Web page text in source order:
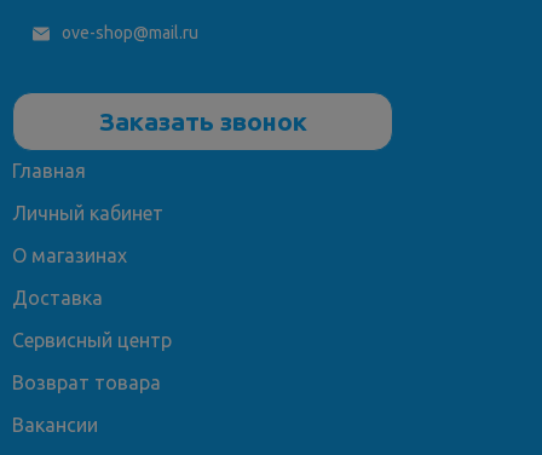
ove-shop@mail.ru
Заказать звонок
Главная
Личный кабинет
О магазинах
Доставка
Сервисный центр
Возврат товара
Вакансии